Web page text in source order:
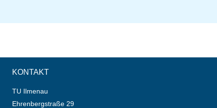
KONTAKT
TU Ilmenau
Ehrenbergstraße 29